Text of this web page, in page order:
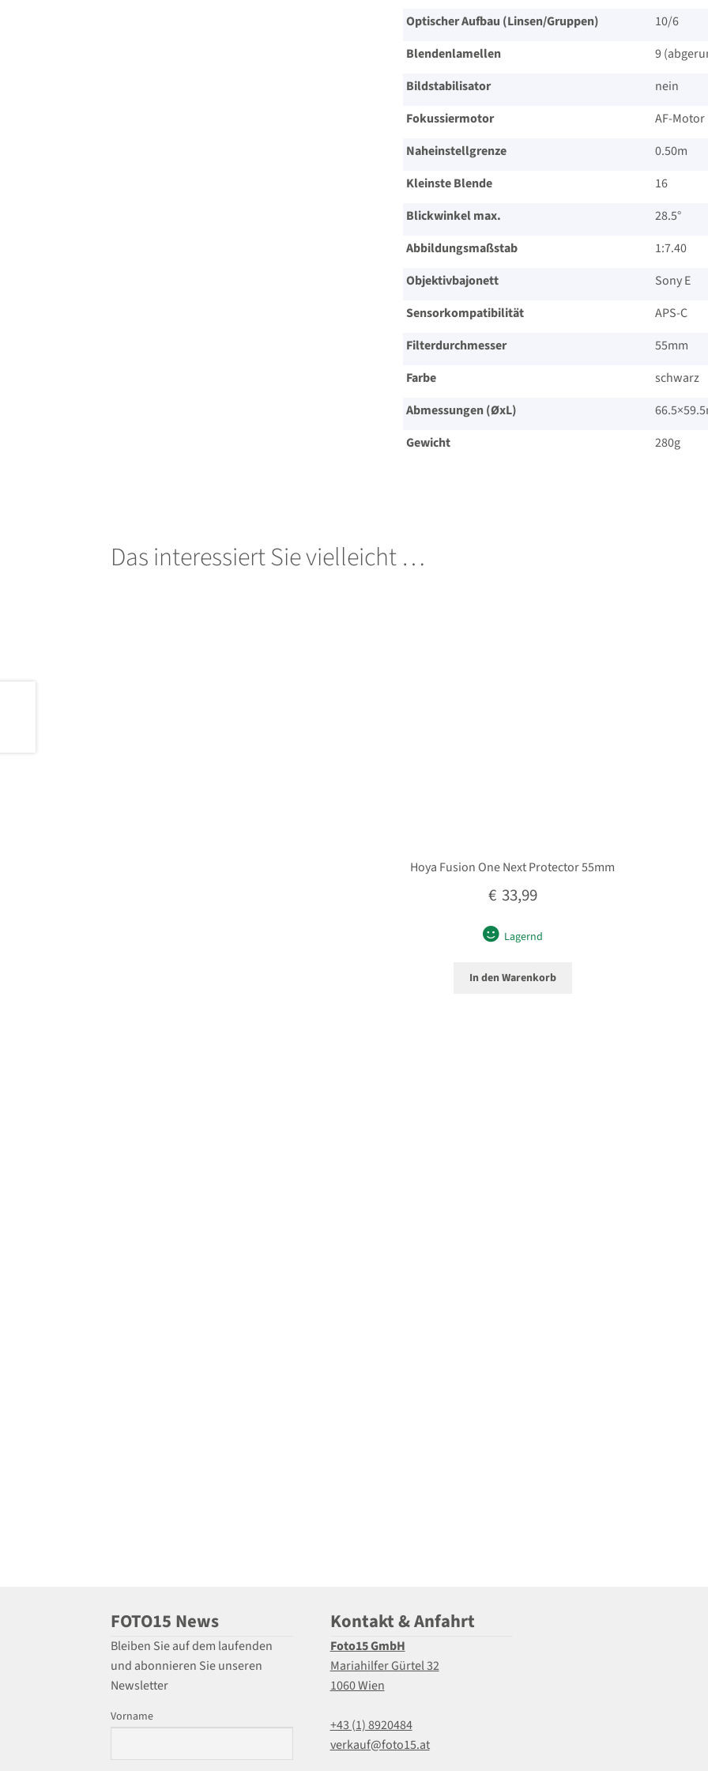
Optischer Aufbau (Linsen/Gruppen)
10/​6
Blendenlamellen
9
Bildstabilisator
nein
Fokussiermotor
AF-Motor
Naheinstellgrenze
0.50m
Kleinste Blende
16
Blickwinkel max.
28.5°
Abbildungsmaßstab
1:7.40
Objektivbajonett
Sony E
Sensorkompatibilität
APS-C
Filterdurchmesser
55mm
Farbe
schwarz
Abmessungen (ØxL)
Gewicht
280g
Das interessiert Sie vielleicht …
Hoya Fusion One Next Protector 55mm
€ 33,99
Lagernd
In den Warenkorb
FOTO15 News
Bleiben Sie auf dem laufenden
und abonnieren Sie unseren
Newsletter
Vorname
Kontakt & Anfahrt
Foto15 GmbH
Mariahilfer Gürtel 32
1060 Wien
+43 (1) 8920484
verkauf@foto15.at